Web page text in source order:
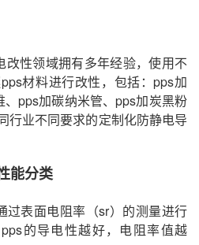
性领域拥有多年经验，使用不
材料进行改性，包括：pps加
pps加碳纳米管、pps加炭黑粉
行业不同要求的定制化防静电导
能分类
过表面电阻率（sr）的测量进行
的导电性越好，电阻率值越